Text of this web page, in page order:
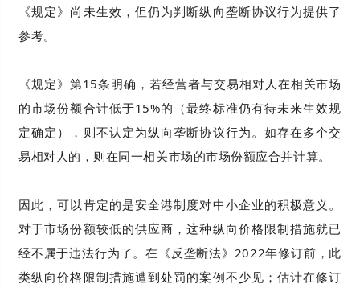
《规定》尚未生效，但仍为判断纵向垄断协议行为提供了
参考。
《规定》第15条明确，若经营者与交易相对人在相关市场
的市场份额合计低于15%的（最终标准仍有待未来生效规
定确定），则不认定为纵向垄断协议行为。如存在多个交
易相对人的，则在同一相关市场的市场份额应合并计算。
因此，可以肯定的是安全港制度对中小企业的积极意义。
对于市场份额较低的供应商，这种纵向价格限制措施就已
经不属于违法行为了。在《反垄断法》2022年修订前，此
类纵向价格限制措施遭到处罚的案例不少见；估计在修订